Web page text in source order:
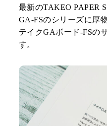
最新のTAKEO PAPER
GA-FSのシリーズに厚
テイクGAボード-FSの
す。